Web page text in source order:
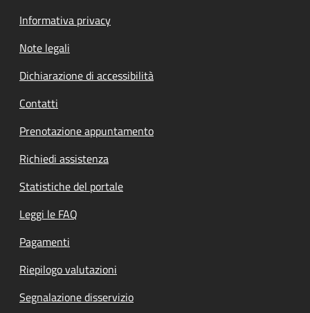
Informativa privacy
Note legali
Dichiarazione di accessibilità
Contatti
Prenotazione appuntamento
Richiedi assistenza
Statistiche del portale
Leggi le FAQ
Pagamenti
Riepilogo valutazioni
Segnalazione disservizio